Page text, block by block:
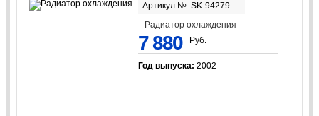
Артикул №: SK-94279
Радиатор охлаждения
7 880 Руб.
Год выпуска: 2002-